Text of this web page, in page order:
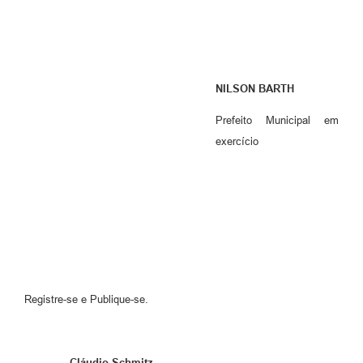
NILSON BARTH
Prefeito Municipal em
exercício
Registre-se e Publique-se.